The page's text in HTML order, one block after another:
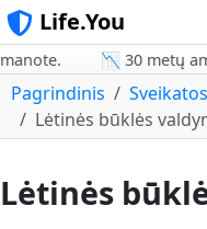
Life.You
📉 30 metų
Pagrindinis
Lėtinės būklės
Lėtinės